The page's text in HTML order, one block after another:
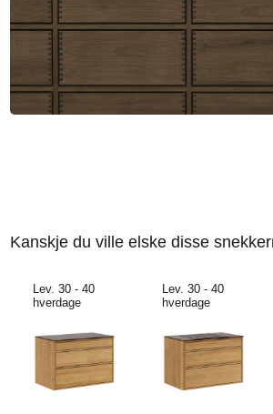
Kanskje du ville elske disse
Lev. 30 - 40
hverdage
Lev. 30 - 40
hverdage